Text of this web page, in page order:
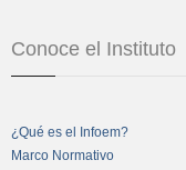
Conoce el Instituto
¿Qué es el Infoem?
Marco Normativo